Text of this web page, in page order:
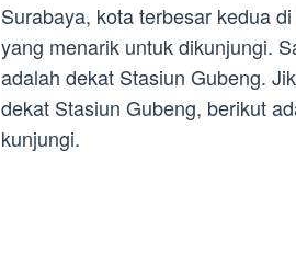
Surabaya, kota terbesar kedua
yang menarik untuk dikunjungi.
adalah dekat Stasiun Gubeng.
dekat Stasiun Gubeng, berikut
kunjungi.